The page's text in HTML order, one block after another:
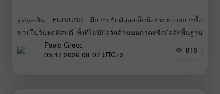
คู่สกุลเงิน EUR/USD มีการปรับตัวลงเล็กน้อยระหว่างการซื้อ
ขายในวันพฤหัสบดี ทั้งที่ไม่มีปัจจัยด้านมหภาคหรือปัจจัยพื้นฐาน
ใดๆ เป็นสาเหตุ อย่างไรก็ตาม สำหรับการเคลื่อนไหวเพียง 30–
40 จุดนั้น แทบไม่ต้องมีเหตุผลอะไรเลย ถือเป็นเพียง “เสียง
Paolo Greco
05:47 2026-08-07 UTC+2
818